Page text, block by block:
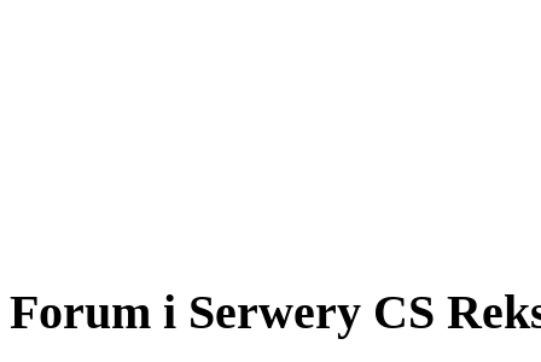
Forum i Serwery CS